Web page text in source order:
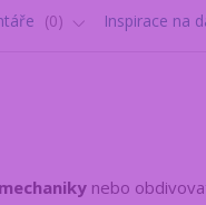
0 Inspirace na
nebo